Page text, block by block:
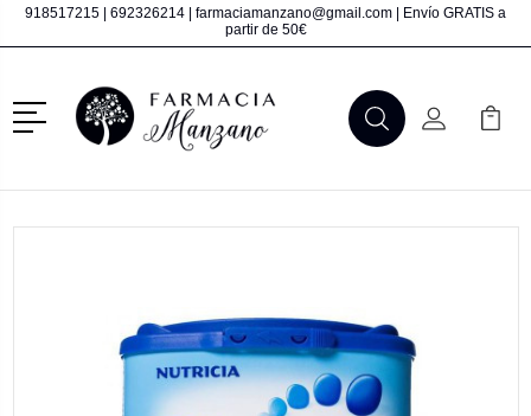
918517215 692326214 farmaciamanzano@gmail.com | Envío GRATIS a
partir de 50€
Menú
BuscarMi Cuenta
Mi